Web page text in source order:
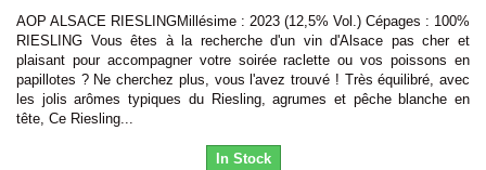
AOP ALSACE RIESLINGMillésime : 2023 (12,5% Vol.) Cépages : 100%
RIESLING Vous êtes à la recherche d'un vin d'Alsace pas cher et
plaisant pour accompagner votre soirée raclette ou vos poissons en
papillotes ? Ne cherchez plus, vous l'avez trouvé ! Très équilibré, avec
les jolis arômes typiques du Riesling, agrumes et pêche blanche en
tête, Ce Riesling...
In Stock